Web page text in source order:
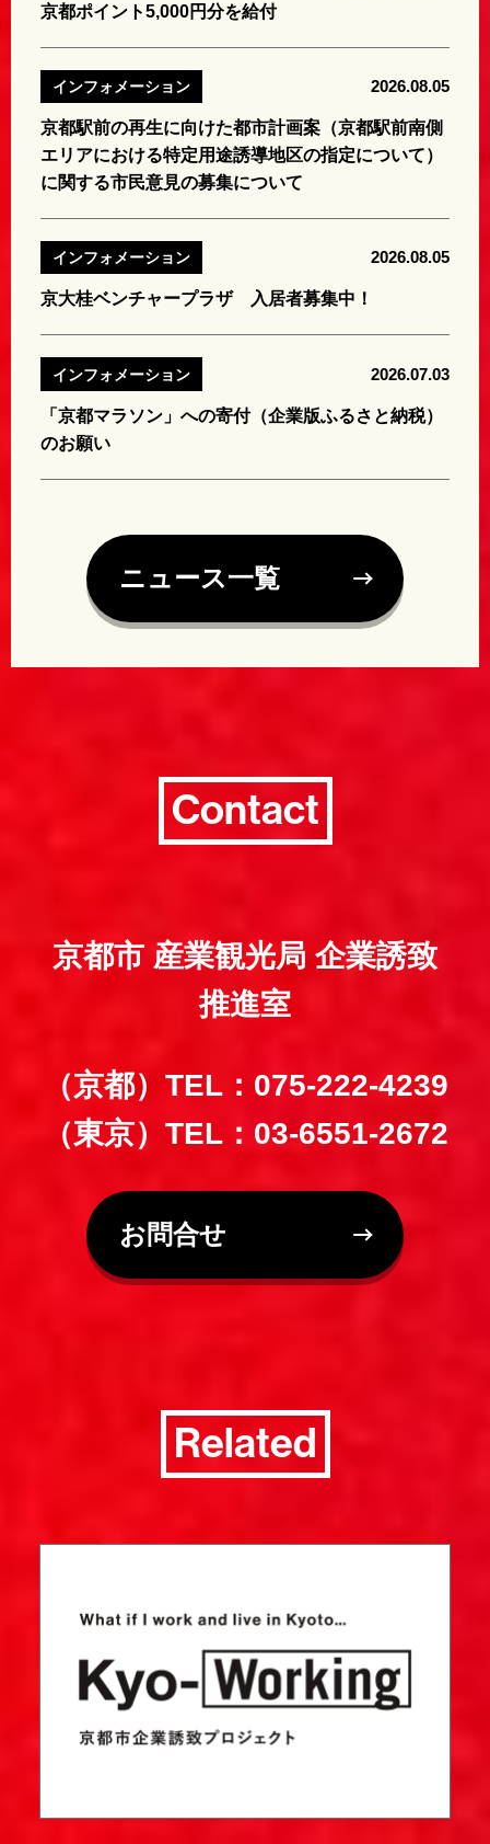
京都ポイント5,000円分を給付
インフォメーション 2026.08.05
京都駅前の再生に向けた都市計画案（京都駅前南側
エリアにおける特定用途誘導地区の指定について）
に関する市民意見の募集について
インフォメーション 2026.08.05
京大桂ベンチャープラザ 入居者募集中！
インフォメーション 2026.07.03
「京都マラソン」への寄付（企業版ふるさと納税）
のお願い
ニュース一覧
Contact
京都市 産業観光局 企業誘致
推進室
（京都）TEL：075-222-4239
（東京）TEL：03-6551-2672
お問合せ
Related